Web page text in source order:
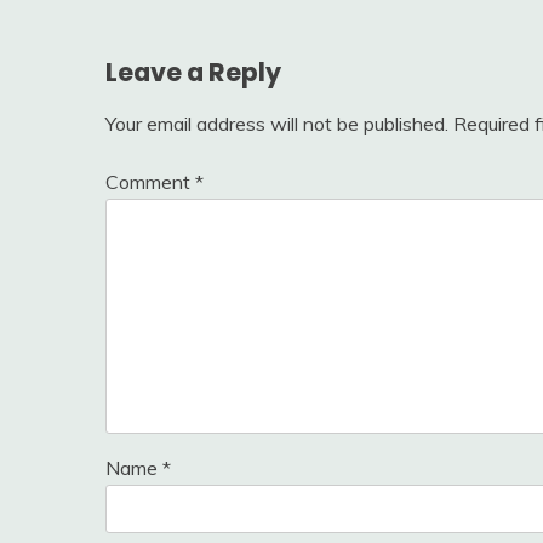
Leave a Reply
Your email address will not be published. Required
Comment *
Name *